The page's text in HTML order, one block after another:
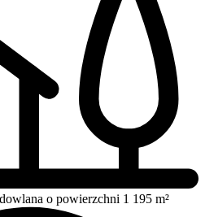
o powierzchni 1 195 m²